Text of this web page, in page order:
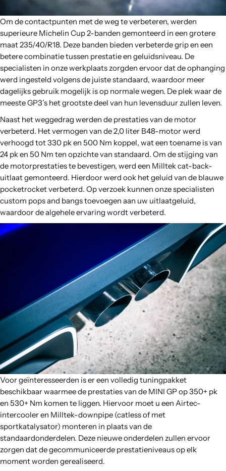
Om de contactpunten met de weg te verbeteren, werden
superieure Michelin Cup 2-banden gemonteerd in een grotere
maat 235/40/R18. Deze banden bieden verbeterde grip en een
betere combinatie tussen prestatie en geluidsniveau. De
specialisten in onze werkplaats zorgden ervoor dat de ophanging
werd ingesteld volgens de juiste standaard, waardoor meer
dagelijks gebruik mogelijk is op normale wegen. De plek waar de
meeste GP3’s het grootste deel van hun levensduur zullen leven.
Naast het weggedrag werden de prestaties van de motor
verbeterd. Het vermogen van de 2,0 liter B48-motor werd
verhoogd tot 330 pk en 500 Nm koppel, wat een toename is van
24 pk en 50 Nm ten opzichte van standaard. Om de stijging van
de motorprestaties te bevestigen, werd een Milltek cat-back-
uitlaat gemonteerd. Hierdoor werd ook het geluid van de blauwe
pocketrocket verbeterd. Op verzoek kunnen onze specialisten
custom pops and bangs toevoegen aan uw uitlaatgeluid,
waardoor de algehele ervaring wordt verbeterd.
Voor geïnteresseerden is er een volledig tuningpakket
beschikbaar waarmee de prestaties van de MINI GP op 350+ pk
en 530+ Nm komen te liggen. Hiervoor moet u een Airtec-
intercooler en Milltek-downpipe (catless of met
sportkatalysator) monteren in plaats van de
standaardonderdelen. Deze nieuwe onderdelen zullen ervoor
zorgen dat de gecommuniceerde prestatieniveaus op elk
moment worden gerealiseerd.